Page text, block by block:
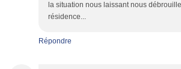
la situation nous laissant nous
résidence...
Répondre